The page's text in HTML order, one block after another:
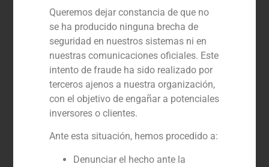
Queremos dejar constancia de que no
se ha producido ninguna brecha de
seguridad en nuestros sistemas ni en
nuestras comunicaciones oficiales. Este
intento de fraude ha sido realizado por
terceros ajenos a nuestra organización,
con el objetivo de engañar a potenciales
inversores o clientes.
Ante esta situación, hemos procedido a:
Denunciar el hecho ante la